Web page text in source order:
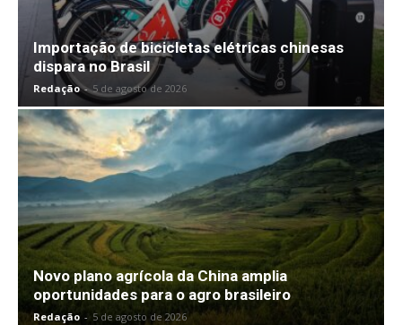
Importação de bicicletas elétricas chinesas
dispara no Brasil
Redação - 5 de agosto de 2026
Novo plano agrícola da China amplia
oportunidades para o agro brasileiro
Redação - 5 de agosto de 2026